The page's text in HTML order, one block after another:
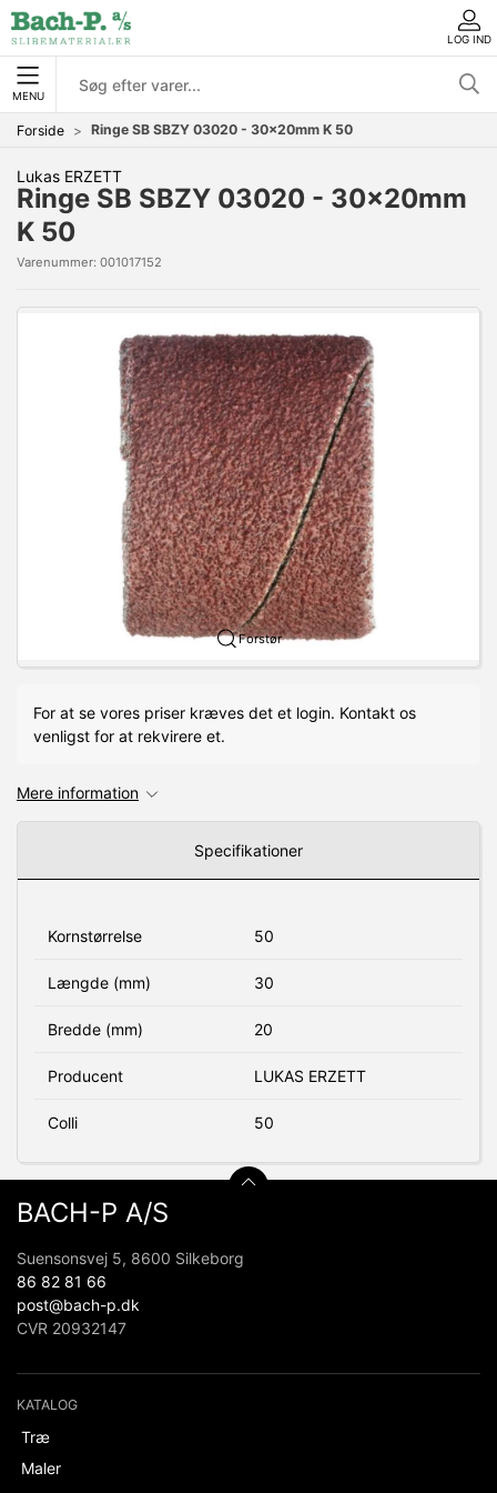
LOG IND
MENU
Forside Ringe SB SBZY 03020 - 30x20mm K 50
Lukas ERZETT
Ringe SB SBZY 03020 - 30x20mm
K 50
Varenummer: 001017152
Forstør
For at se vores priser kræves det et login. Kontakt os
venligst for at rekvirere et.
Mere information
Specifikationer
Kornstørrelse 50
Længde (mm) 30
Bredde (mm) 20
Producent LUKAS ERZETT
Colli 50
BACH-P A/S
Suensonsvej 5, 8600 Silkeborg
86 82 81 66
post@bach-p.dk
CVR 20932147
KATALOG
Træ
Maler